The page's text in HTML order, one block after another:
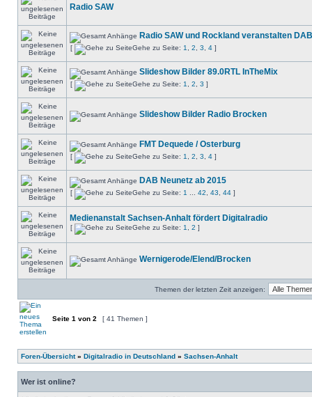
Radio SAW
Radio SAW und Rockland veranstalten
[ Gehe zu Seite: 1 2 3 4 ]
Slideshow Bilder 89.0RTL InTheMix
[ Gehe zu Seite: 1 2 3 ]
Slideshow Bilder Radio Brocken
FMT Dequede / Osterburg
[ Gehe zu Seite: 1 2 3 4 ]
DAB Neunetz ab 2015
[ Gehe zu Seite: 1 42 43 44 ]
Medienanstalt Sachsen-Anhalt fördert Digitalradio
[ Gehe zu Seite: 1 2 ]
Wernigerode/Elend/Brocken
Themen der letzten Zeit anzeigen:
Seite 1 von 2 [ 41 Themen ]
Foren-Übersicht» Digitalradio in Deutschland » Sachsen-Anhalt
Wer ist online?